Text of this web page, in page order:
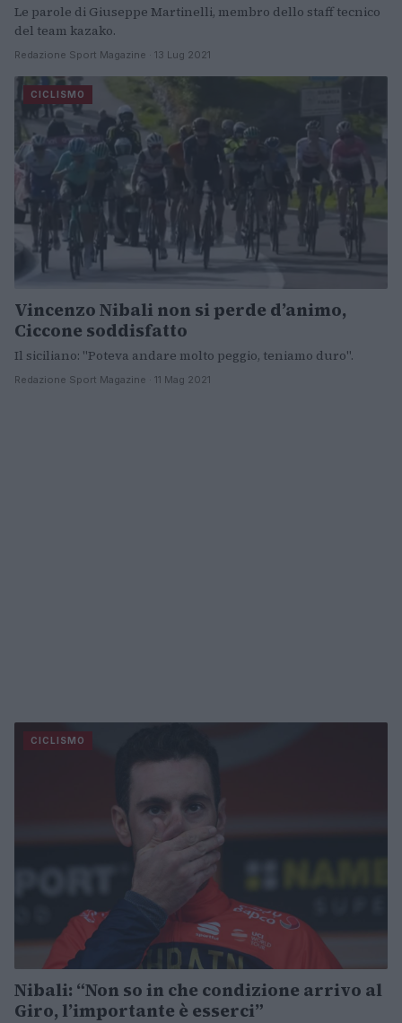
Le parole di Giuseppe Martinelli, membro dello staff tecnico
del team kazako.
Redazione Sport Magazine · 13 Lug 2021
CICLISMO
Vincenzo Nibali non si perde d’animo,
Ciccone soddisfatto
Il siciliano: "Poteva andare molto peggio, teniamo duro".
Redazione Sport Magazine · 11 Mag 2021
CICLISMO
Nibali: “Non so in che condizione arrivo al
Giro, l’importante è esserci”